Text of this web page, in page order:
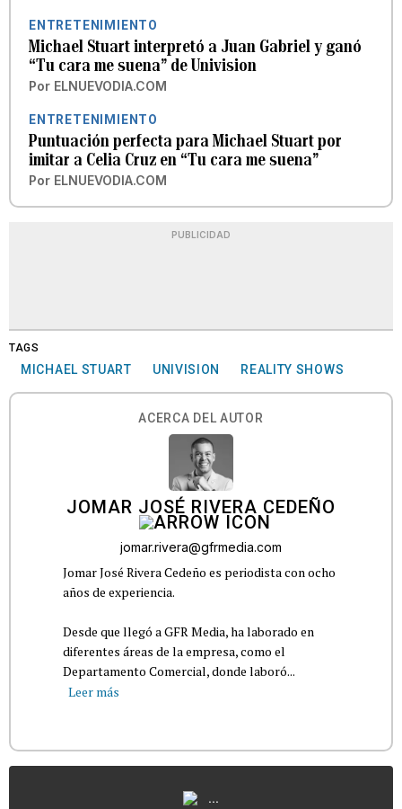
ENTRETENIMIENTO
Michael Stuart interpretó a Juan Gabriel y ganó
“Tu cara me suena” de Univision
Por ELNUEVODIA.COM
ENTRETENIMIENTO
Puntuación perfecta para Michael Stuart por
imitar a Celia Cruz en “Tu cara me suena”
Por ELNUEVODIA.COM
PUBLICIDAD
TAGS
MICHAEL STUART UNIVISION REALITY SHOWS
ACERCA DEL AUTOR
JOMAR JOSÉ RIVERA CEDEÑO
jomar.rivera@gfrmedia.com
Jomar José Rivera Cedeño es periodista con ocho
años de experiencia.
Desde que llegó a GFR Media, ha laborado en
diferentes áreas de la empresa, como el
Departamento Comercial, donde laboró...
Leer más
...